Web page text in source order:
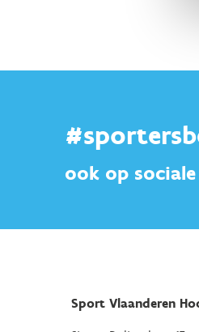
ook op
Sport Vlaanderen